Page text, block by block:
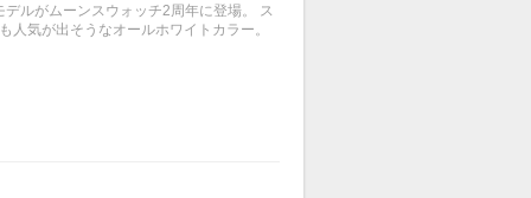
ルがムーンスウォッチ2周年に登場。 ス
気が出そうなオールホワイトカラー。